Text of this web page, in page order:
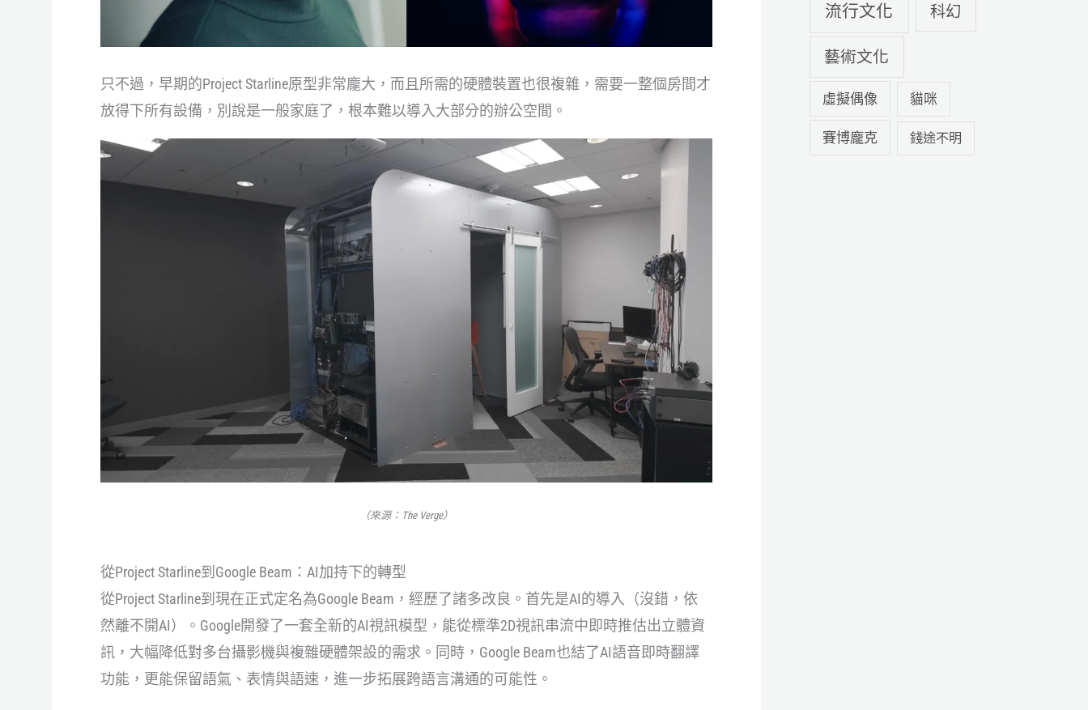
只不過，早期的Project Starline原型非常龐大，而且所需的硬體裝置也很複雜，需要一整個房間才
放得下所有設備，別說是一般家庭了，根本難以導入大部分的辦公空間。
（來源：The Verge）
從Project Starline到Google Beam：AI加持下的轉型
從Project Starline到現在正式定名為Google Beam，經歷了諸多改良。首先是AI的導入（沒錯，依
然離不開AI）。Google開發了一套全新的AI視訊模型，能從標準2D視訊串流中即時推估出立體資
訊，大幅降低對多台攝影機與複雜硬體架設的需求。同時，Google Beam也結了AI語音即時翻譯
功能，更能保留語氣、表情與語速，進一步拓展跨語言溝通的可能性。
流行文化 科幻
藝術文化
虛擬偶像 貓咪
賽博龐克 錢途不明